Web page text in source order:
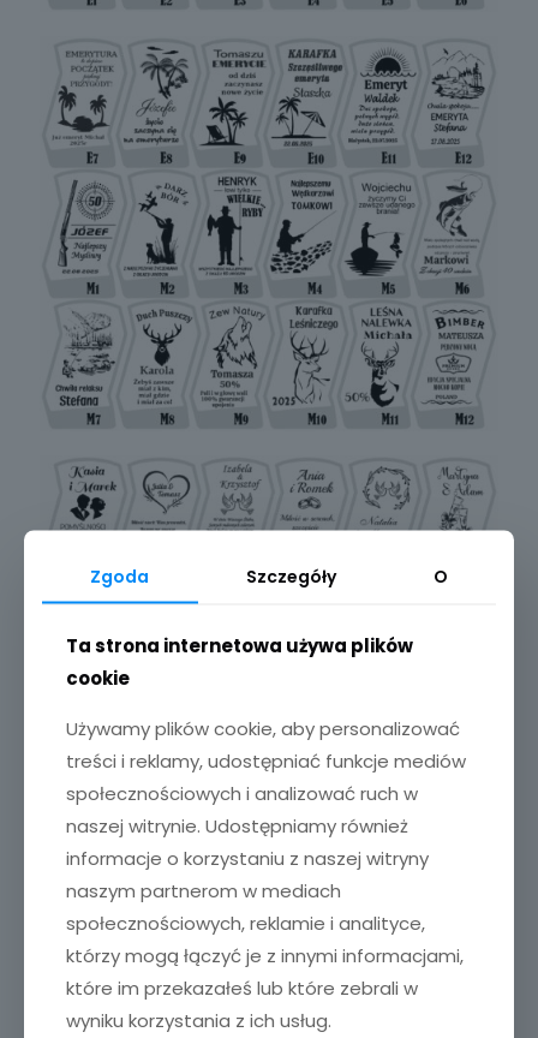
Zgoda Szczegóły O
Ta strona internetowa używa plików
cookie
Używamy plików cookie, aby personalizować
treści i reklamy, udostępniać funkcje mediów
społecznościowych i analizować ruch w
naszej witrynie. Udostępniamy również
informacje o korzystaniu z naszej witryny
naszym partnerom w mediach
społecznościowych, reklamie i analityce,
którzy mogą łączyć je z innymi informacjami,
które im przekazałeś lub które zebrali w
wyniku korzystania z ich usług.